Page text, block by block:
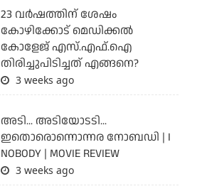
23 വർഷത്തിന് ശേഷം
കോഴിക്കോട് മെഡിക്കൽ
കോളേജ് എസ്.എഫ്.ഐ
തിരിച്ചുപിടിച്ചത് എങ്ങനെ?
3 weeks ago
അടി... അടിയോടടി...
ഇതൊരൊന്നൊന്നര നോബഡി | I
NOBODY | MOVIE REVIEW
3 weeks ago